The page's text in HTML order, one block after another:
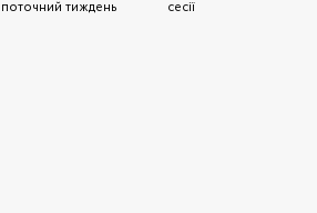
поточний тиждень
сесії